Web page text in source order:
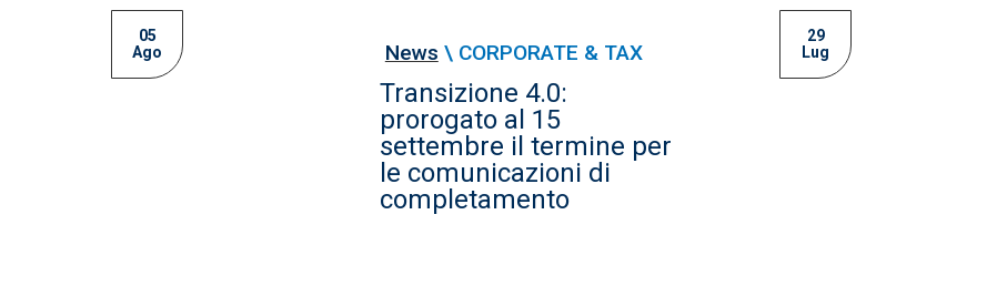
05
Ago
News \ CORPORATE & TAX
Transizione 4.0:
prorogato al 15
settembre il termine per
le comunicazioni di
completamento
29
Lug